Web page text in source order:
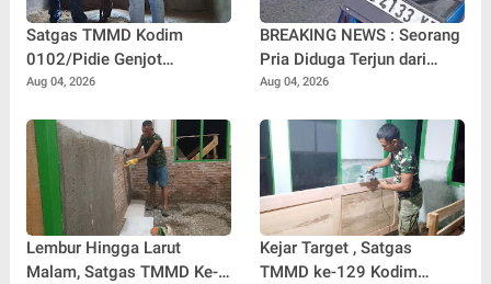
Satgas TMMD Kodim
0102/Pidie Genjot
Pembangunan RTLH
65 Persen
Aug 04, 2026
BREAKING NEWS : Seorang
Pria Diduga Terjun dari
Jembatan Rantau Berangin
Ditinggal di Lokasi
Aug 04, 2026
Lembur Hingga Larut
Malam, Satgas TMMD Ke-
Kejar Target , Satgas
TMMD ke-129 Kodim